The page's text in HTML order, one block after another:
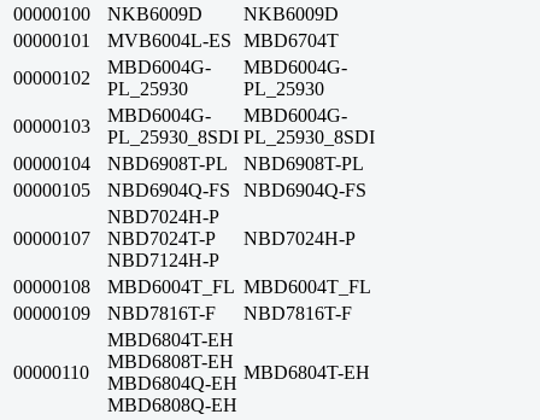
00000100 NKB6009D
NKB6009D
00000101
MVB6004L-ES
MBD6704T
00000102
MBD6004G-
PL_25930
MBD6004G-
PL_25930
00000103
MBD6004G-
PL_25930_8SDI
MBD6004G-
PL_25930_8SDI
00000104
NBD6908T-PL
NBD6908T-PL
00000105
NBD6904Q-FS NBD6904Q-FS
00000107
NBD7024H-P
NBD7024T-P
NBD7124H-P
NBD7024H-P
00000108 MBD6004T_FL MBD6004T_FL
00000109
NBD7816T-F NBD7816T-F
00000110
MBD6804T-EH
MBD6808T-EH
MBD6804Q-EH
MBD6808Q-EH
MBD6804T-EH